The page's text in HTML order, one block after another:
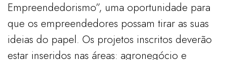
Empreendedorismo”, uma oportunidade para
que os empreendedores possam tirar as suas
ideias do papel. Os projetos inscritos deverão
estar inseridos nas áreas: agronegócio e